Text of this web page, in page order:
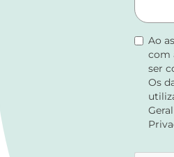
Ao
com
ser
Os